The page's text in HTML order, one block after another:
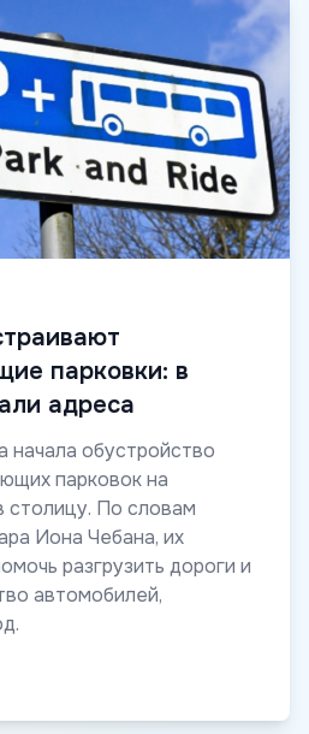
парковки: в
адреса
обустройство
парковок на
столицу. По словам
Иона Чебана, их
разгрузить дороги и
автомобилей,